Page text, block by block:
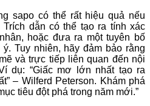
sapo có thể rất hiệu quả nếu
dẫn có thể tạo ra tính xác
hoặc đưa ra một tuyên bố
Tuy nhiên, hãy đảm bảo rằng
và trực tiếp liên quan đến nội
dụ: “Giấc mơ lớn nhất tạo ra
– Wilferd Peterson. Khám phá
tiêu đột phá trong năm mới.”